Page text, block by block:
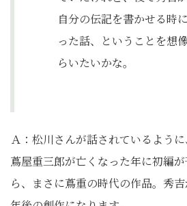
自分の伝記を書かせる時
った話、ということを想
らいたいかな。
Ａ：松川さんが話されているように
蔦屋重三郎が亡くなった年に初編
ら、まさに蔦重の時代の作品。秀